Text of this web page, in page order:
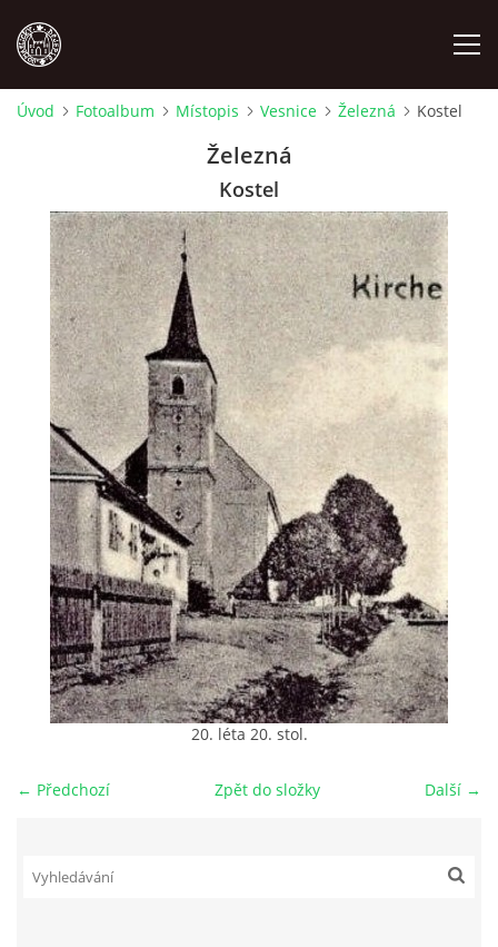
OSOBNOSTI
OSTATNÍ
ODKAZY
O NÁS
DŮL NA SLÍDU (NA KOLE)
Kontakt:
tel. 773 916 275
info@domdej.cz
Tento projekt je realizován za finanční podpory
Úvod Fotoalbum Místopis Vesnice Železná Kostel
Železná
Kostel
20. léta 20. stol.
← Předchozí Další →
Zpět do složky